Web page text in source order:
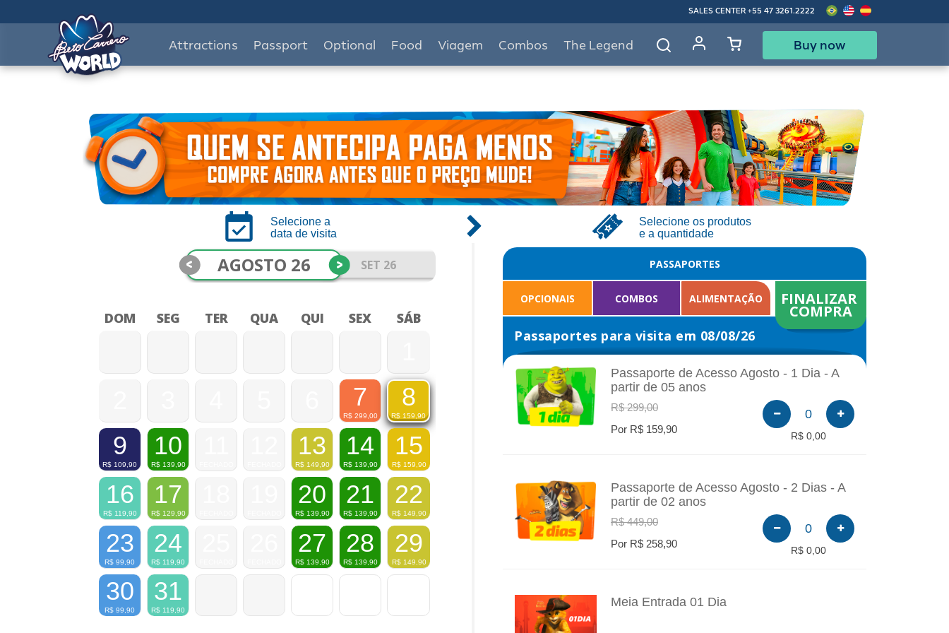
SALES CENTER +55 47 3261.2222
Attractions Passport Optional Food Viagem Combos The Legend Buy now
Selecione a
data de visita
Selecione os produtos
e a quantidade
AGOSTO 26 SET 26
< >
DOM SEG TER QUA QUI SEX SÁB
7
R$ 299,00
8
R$ 159,90
9
R$ 109,90
10
R$ 139,90
13
R$ 149,90
14
R$ 139,90
15
R$ 159,90
16
R$ 119,90
17
R$ 129,90
20
R$ 139,90
21
R$ 139,90
22
R$ 149,90
23
R$ 99,90
24
R$ 119,90
27
R$ 139,90
28
R$ 139,90
29
R$ 149,90
30
R$ 99,90
31
R$ 119,90
PASSAPORTES
OPCIONAIS COMBOS ALIMENTAÇÃO FINALIZAR
COMPRA
Passaportes para visita em 08/08/26
INFO
Passaporte de Acesso Agosto - 1 Dia - A
partir de 05 anos
R$ 299,00
Por R$ 159,90
0
R$ 0,00
INFO
Passaporte de Acesso Agosto - 2 Dias - A
partir de 02 anos
R$ 449,00
Por R$ 258,90
0
R$ 0,00
INFO
Meia Entrada 01 Dia